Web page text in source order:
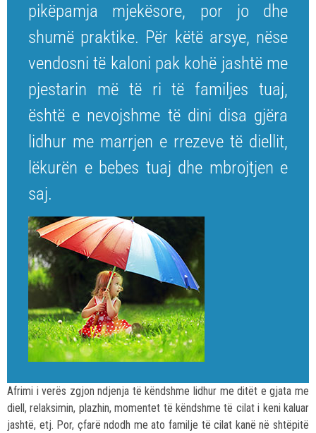
pikëpamja mjekësore, por jo dhe
shumë praktike. Për këtë arsye, nëse
vendosni të kaloni pak kohë jashtë me
pjestarin më të ri të familjes tuaj,
është e nevojshme të dini disa gjëra
lidhur me marrjen e rrezeve të diellit,
lëkurën e bebes tuaj dhe mbrojtjen e
saj.
Afrimi i verës zgjon ndjenja të këndshme lidhur me ditët e gjata me
diell, relaksimin, plazhin, momentet të këndshme të cilat i keni kaluar
jashtë, etj. Por, çfarë ndodh me ato familje të cilat kanë në shtëpitë